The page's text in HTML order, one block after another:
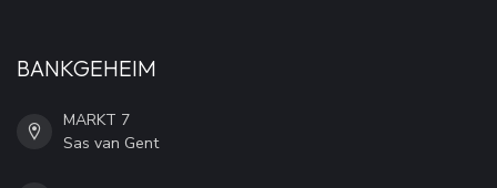
BANKGEHEIM
MARKT 7
Sas van Gent